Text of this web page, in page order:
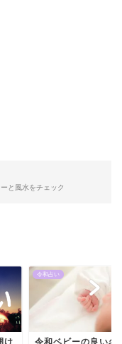
と風水をチェック
け
令和占い
令和ベビーの良い名